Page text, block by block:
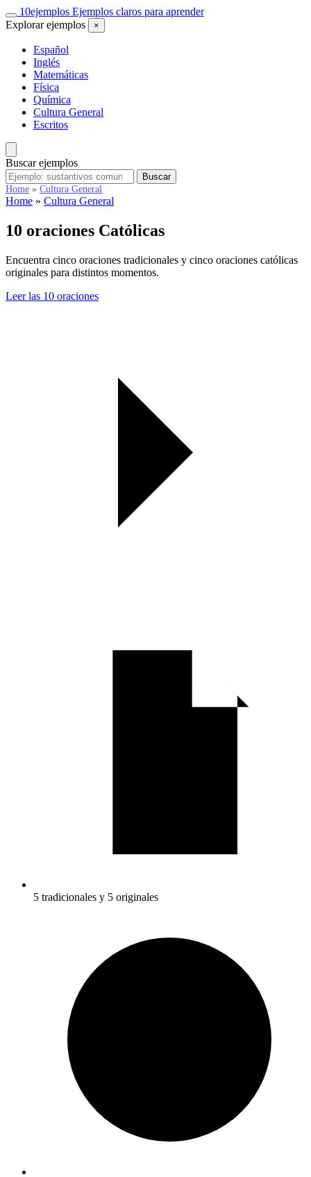
Saltar
al
10ejemplos Ejemplos claros para aprender
Explorar ejemplos
×
Español
Inglés
Matemáticas
Física
Química
Cultura General
Escritos
Buscar ejemplos
Buscar
ejemplos
Buscar
Home » Cultura General
Home » Cultura General
10 oraciones Católicas
Encuentra cinco oraciones tradicionales y cinco oraciones católicas
originales para distintos momentos.
Leer las 10 oraciones
5 tradicionales y 5 originales